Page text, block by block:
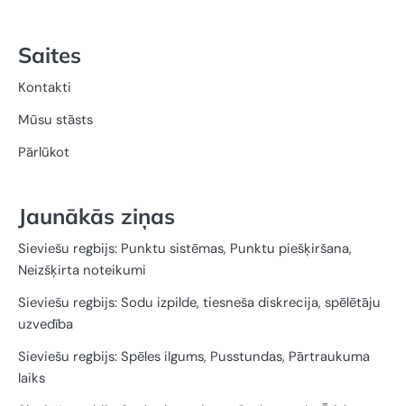
Saites
Kontakti
Mūsu stāsts
Pārlūkot
Jaunākās ziņas
Sieviešu regbijs: Punktu sistēmas, Punktu piešķiršana,
Neizšķirta noteikumi
Sieviešu regbijs: Sodu izpilde, tiesneša diskrecija, spēlētāju
uzvedība
Sieviešu regbijs: Spēles ilgums, Pusstundas, Pārtraukuma
laiks